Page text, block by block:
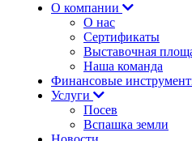
О компании
О нас
Сертификаты
Выставочная
Наша команда
Финансовые
Услуги
Посев
Вспашка земли